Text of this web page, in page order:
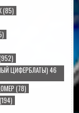
(85)
ЦИФЕРБЛАТЫ) 46
(78)
(194)